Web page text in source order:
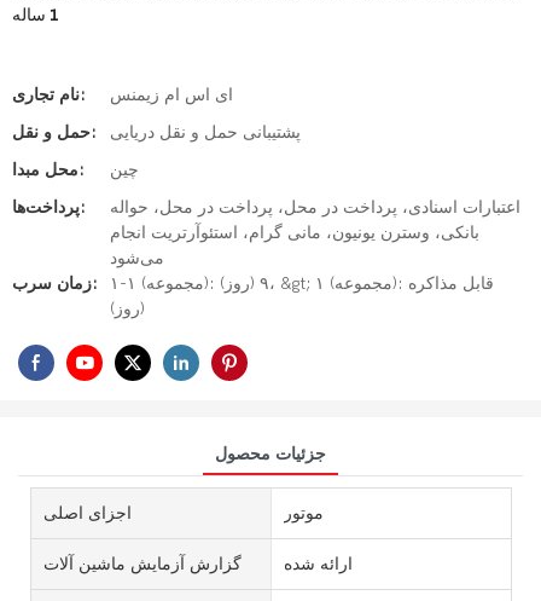
1 ساله
نام تجاری:
ای اس ام زیمنس
حمل و نقل:
پشتیبانی حمل و نقل دریایی
محل مبدا:
چین
پرداخت‌ها:
اعتبارات اسنادی، پرداخت در محل، پرداخت در محل، حواله
بانکی، وسترن یونیون، مانی گرام، استئوآرتریت انجام
می‌شود
زمان سرب:
۱-۱ (مجموعه): ۹ (روز)، &gt; ۱ (مجموعه): قابل مذاکره
(روز)
جزئیات محصول
اجزای اصلی موتور
گزارش آزمایش ماشین آلات ارائه شده